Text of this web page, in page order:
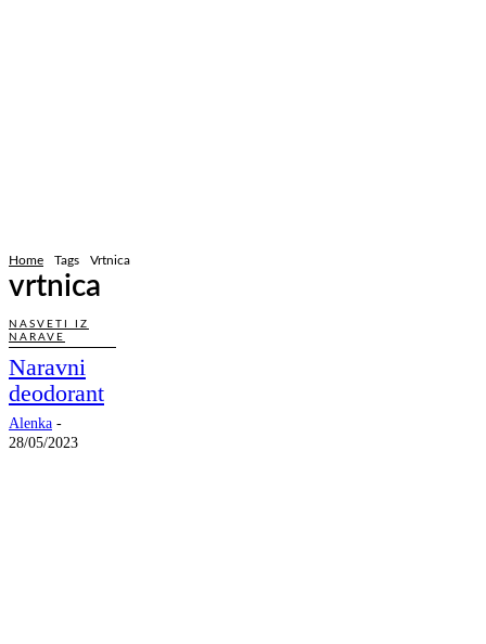
Home Tags Vrtnica
vrtnica
NASVETI IZ
NARAVE
Naravni
deodorant
Alenka -
28/05/2023